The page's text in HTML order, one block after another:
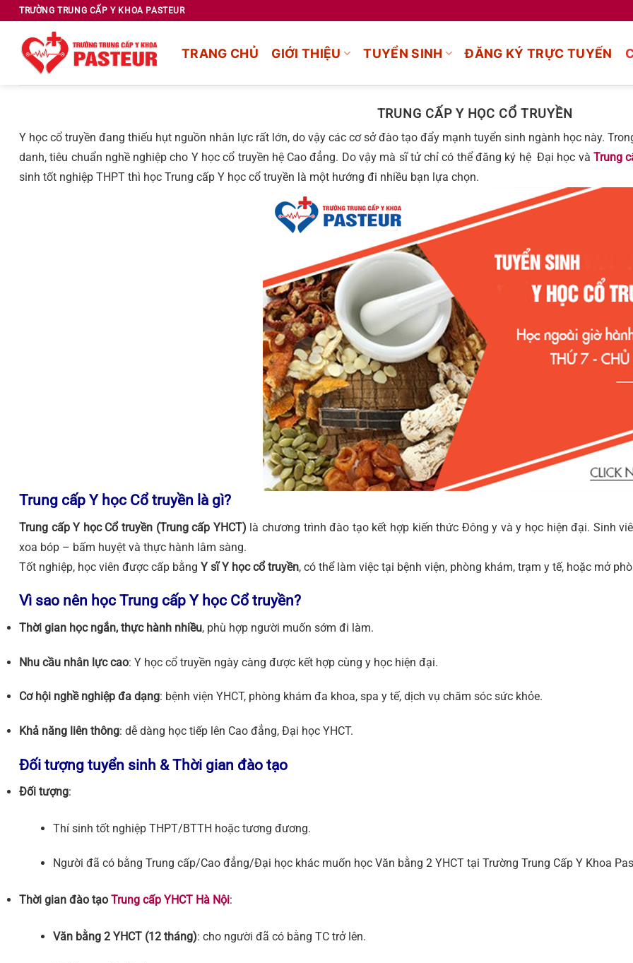
ChuyểnTRƯỜNG TRUNG CẤP Y KHOA PASTEUR
TRANG CHỦ GIỚI THIỆU TUYỂN SINH ĐĂNG KÝ TRỰC TUYẾN
TRUNG CẤP Y HỌC CỔ TRUYỀN
Y học cổ truyền đang thiếu hụt nguồn nhân lực rất lớn, do vậy các cơ sở đào tạo đẩy mạnh tuyển sinh ngành học này.
danh, tiêu chuẩn nghề nghiệp cho Y học cổ truyền hệ Cao đẳng. Do vậy mà sĩ tử chỉ có thể đăng ký hệ Đại học và Trung
sinh tốt nghiệp THPT thì học Trung cấp Y học cổ truyền là một hướng đi nhiều bạn lựa chọn.
Trung cấp Y học Cổ truyền là gì?
Trung cấp Y học Cổ truyền (Trung cấp YHCT) là chương trình đào tạo kết hợp kiến thức Đông y và y học hiện đại. Sinh
xoa bóp – bấm huyệt và thực hành lâm sàng.
Tốt nghiệp, học viên được cấp bằng Y sĩ Y học cổ truyền, có thể làm việc tại bệnh viện, phòng khám, trạm y tế, hoặc mở
Vì sao nên học Trung cấp Y học Cổ truyền?
Thời gian học ngắn, thực hành nhiều, phù hợp người muốn sớm đi làm.
Nhu cầu nhân lực cao: Y học cổ truyền ngày càng được kết hợp cùng y học hiện đại.
Cơ hội nghề nghiệp đa dạng: bệnh viện YHCT, phòng khám đa khoa, spa y tế, dịch vụ chăm sóc sức khỏe.
Khả năng liên thông: dễ dàng học tiếp lên Cao đẳng, Đại học YHCT.
Đối tượng tuyển sinh & Thời gian đào tạo
Đối tượng:
Thí sinh tốt nghiệp THPT/BTTH hoặc tương đương.
Người đã có bằng Trung cấp/Cao đẳng/Đại học khác muốn học Văn bằng 2 YHCT tại Trường Trung Cấp Y Khoa
Thời gian đào tạo Trung cấp YHCT Hà Nội:
Văn bằng 2 YHCT (12 tháng): cho người đã có bằng TC trở lên.